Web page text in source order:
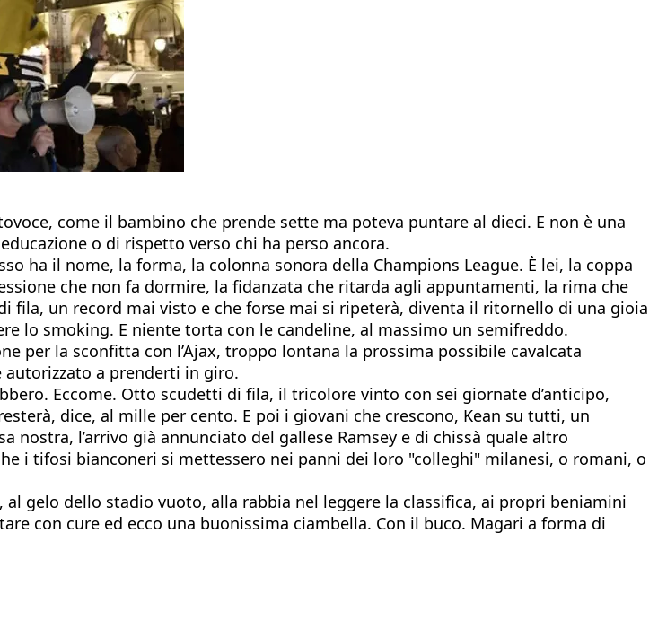
come il bambino che prende sette ma poteva puntare al dieci. E non è una
o di rispetto verso chi ha perso ancora.
ha il nome, la forma, la colonna sonora della Champions League. È lei, la coppa
che non fa dormire, la fidanzata che ritarda agli appuntamenti, la rima che
fila, un record mai visto e che forse mai si ripeterà, diventa il ritornello di una gioia
lo smoking. E niente torta con le candeline, al massimo un semifreddo.
per la sconfitta con l’Ajax, troppo lontana la prossima possibile cavalcata
a prenderti in giro.
Eccome. Otto scudetti di fila, il tricolore vinto con sei giornate d’anticipo,
dice, al mille per cento. E poi i giovani che crescono, Kean su tutti, un
l’arrivo già annunciato del gallese Ramsey e di chissà quale altro
i tifosi bianconeri si mettessero nei panni dei loro "colleghi" milanesi, o romani, o
gelo dello stadio vuoto, alla rabbia nel leggere la classifica, ai propri beniamini
con cure ed ecco una buonissima ciambella. Con il buco. Magari a forma di